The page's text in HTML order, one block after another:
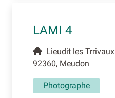
LAMI 4
Lieudit les
92360, Meudon
Photographe